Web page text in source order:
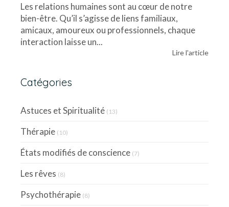
Les relations humaines sont au cœur de notre
bien-être. Qu’il s’agisse de liens familiaux,
amicaux, amoureux ou professionnels, chaque
interaction laisse un...
Lire l'article
Catégories
Astuces et Spiritualité (13)
Thérapie (10)
États modifiés de conscience (7)
Les rêves (8)
Psychothérapie (8)